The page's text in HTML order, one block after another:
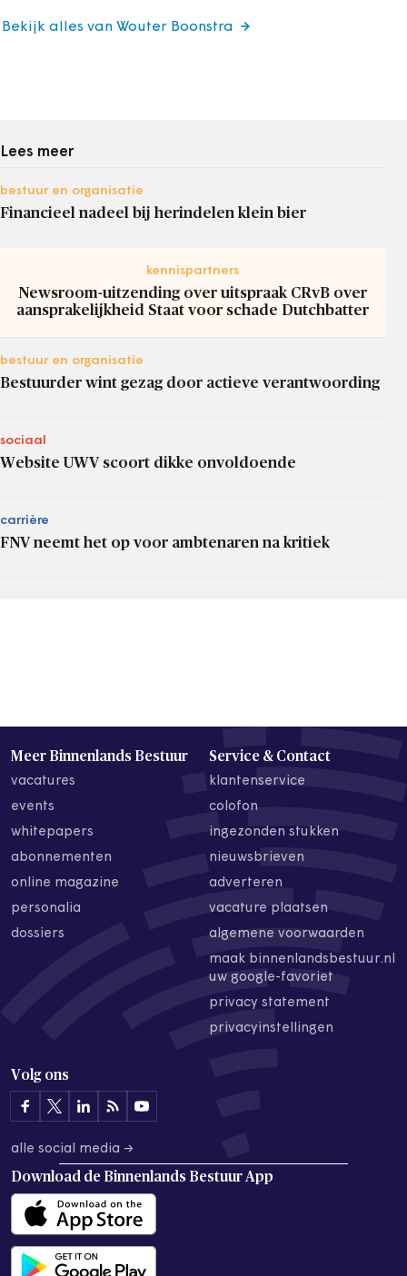
Bekijk alles van Wouter Boonstra
Lees meer
bestuur en organisatie
Financieel nadeel bij herindelen klein bier
kennispartners
Newsroom-uitzending over uitspraak CRvB over
aansprakelijkheid Staat voor schade Dutchbatter
bestuur en organisatie
Bestuurder wint gezag door actieve verantwoording
sociaal
Website UWV scoort dikke onvoldoende
carrière
FNV neemt het op voor ambtenaren na kritiek
Meer Binnenlands Bestuur
vacatures
events
whitepapers
abonnementen
online magazine
personalia
dossiers
Service & Contact
klantenservice
colofon
ingezonden stukken
nieuwsbrieven
adverteren
vacature plaatsen
algemene voorwaarden
maak binnenlandsbestuur.nl
uw google-favoriet
privacy statement
privacyinstellingen
Volg ons
alle social media →
Download de Binnenlands Bestuur App